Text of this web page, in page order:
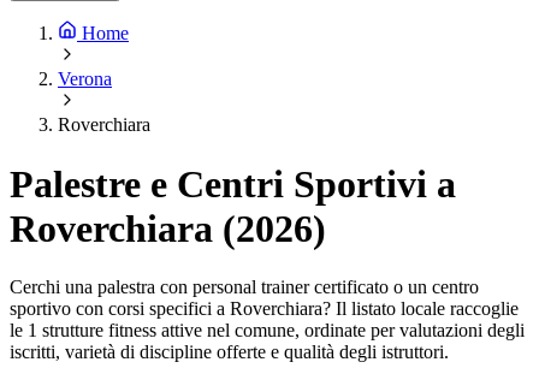
Home
Verona
Roverchiara
Palestre e Centri Sportivi a
Roverchiara (2026)
Cerchi una palestra con personal trainer certificato o un centro
sportivo con corsi specifici a Roverchiara? Il listato locale raccoglie
le 1 strutture fitness attive nel comune, ordinate per valutazioni degli
iscritti, varietà di discipline offerte e qualità degli istruttori.